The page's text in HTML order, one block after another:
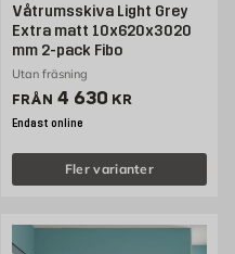
Våtrumsskiva Light Grey
Extra matt 10x620x3020
mm 2-pack Fibo
Utan fräsning
FRÅN Pris 4630 kr
4 630 KR
Endast online
Fler varianter